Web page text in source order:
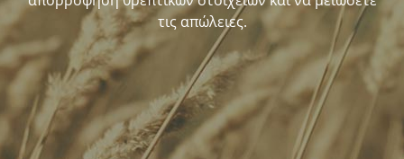
τις απώλειες.